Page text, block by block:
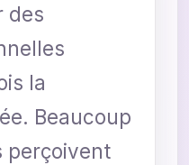
des
la
Beaucoup
perçoivent